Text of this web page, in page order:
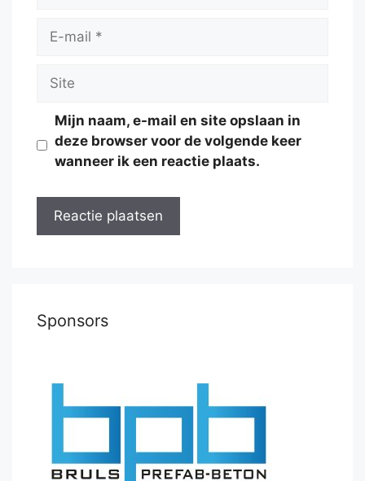
Site
Mijn naam, e-mail en site opslaan in
deze browser voor de volgende keer
wanneer ik een reactie plaats.
Sponsors